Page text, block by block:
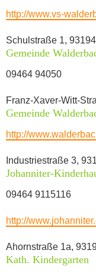
http://www.vs-
Schulstraße 1,
Gemeinde
09464 94050
Franz-Xaver-Witt-
Gemeinde
http://
Industriestraße 3,
Johanniter-
09464 9115116
http://
Ahornstraße 1a,
Kath. Kindergarten